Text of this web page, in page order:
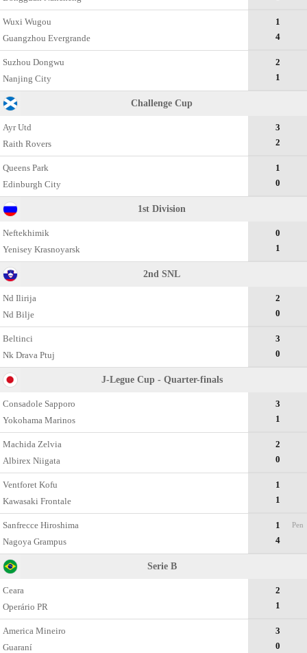
Wuxi Wugou
Guangzhou Evergrande
1
4
Suzhou Dongwu
Nanjing City
2
1
Challenge Cup
Ayr Utd
Raith Rovers
3
2
Queens Park
Edinburgh City
1
0
1st Division
Neftekhimik
Yenisey Krasnoyarsk
0
1
2nd SNL
Nd Ilirija
Nd Bilje
2
0
Beltinci
Nk Drava Ptuj
3
0
J-Legue Cup - Quarter-finals
Consadole Sapporo
Yokohama Marinos
3
1
Machida Zelvia
Albirex Niigata
2
0
Ventforet Kofu
Kawasaki Frontale
1
1
Sanfrecce Hiroshima
Nagoya Grampus
1
4
Pen
Serie B
Ceara
Operário PR
2
1
Amеrica Mineiro
Guaraní
3
0